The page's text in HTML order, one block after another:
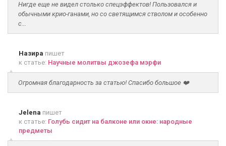
Нигде еще не видел столько спецэффектов! Пользовался и
обычными крио-ганами, но со светящимся стволом и особенно
с...
Назира пишет
к статье: Научные молитвы джозефа мэрфи
Огромная благодарность за статью! Спасибо большое ❤️
Jelena пишет
к статье: Голубь сидит на балконе или окне: народные
предметы